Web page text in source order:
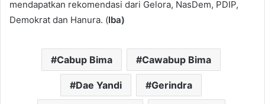
mendapatkan rekomendasi dari Gelora, NasDem, PDIP,
Demokrat dan Hanura. (Iba)
Cabup Bima Cawabup Bima
Dae Yandi Gerindra